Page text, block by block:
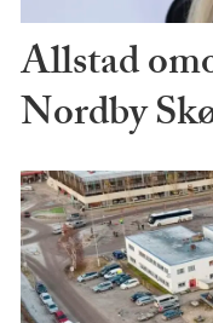
Allstad
Nordby